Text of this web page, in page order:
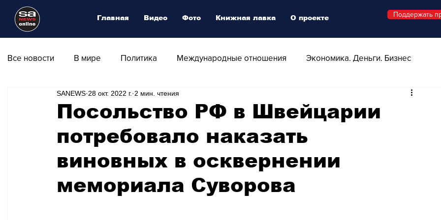
Все новости В мире Политика Международные отношения Экономика. Деньги. Бизнес
Общество Армия Аналитика
Транспорт Культура Магия искусства Swiss Афиша Стиль
Посольство РФ в Швейцарии
потребовало наказать
виновных в осквернении
мемориала Суворова
SANEWS 28 окт. 2022 г. 2 мин. чтения
Главная Видео Фото Книжная лавка О проекте Поддержать